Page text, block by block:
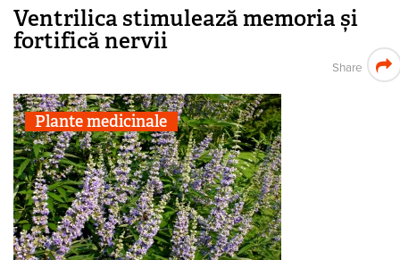
Ventrilica stimulează memoria și
fortifică nervii
Share
Plante medicinale